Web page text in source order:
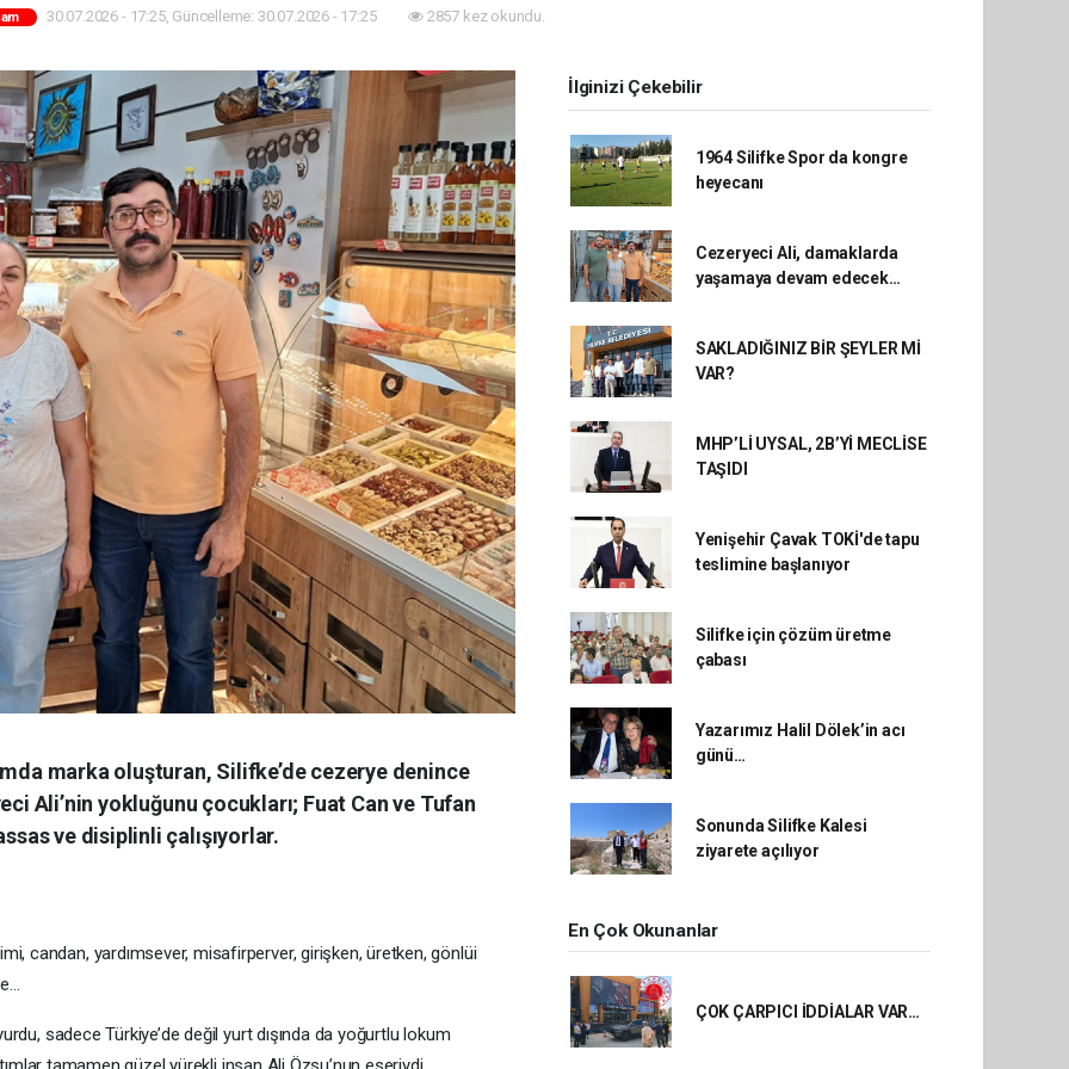
30.07.2026 - 17:25, Güncelleme: 30.07.2026 - 17:25 2857 kez okundu.
marka oluşturan, Silifke’de cezerye denince
Ali’nin yokluğunu çocukları; Fuat Can ve Tufan
ve disiplinli çalışıyorlar.
candan, yardımsever, misafirperver, girişken, üretken, gönlüi
sadece Türkiye’de değil yurt dışında da yoğurtlu lokum
İlginizi Çekebilir
1964 Silifke Spor da kongre
heyecanı
Cezeryeci Ali, damaklarda
yaşamaya devam edecek…
SAKLADIĞINIZ BİR ŞEYLER Mİ
VAR?
MHP’Lİ UYSAL, 2B’Yİ MECLİSE
TAŞIDI
Yenişehir Çavak TOKİ'de tapu
teslimine başlanıyor
Silifke için çözüm üretme
çabası
Yazarımız Halil Dölek’in acı
günü…
Sonunda Silifke Kalesi
ziyarete açılıyor
En Çok Okunanlar
ÇOK ÇARPICI İDDİALAR VAR…